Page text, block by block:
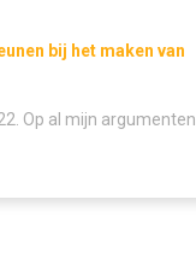
bij het maken van
Op al mijn argumenten